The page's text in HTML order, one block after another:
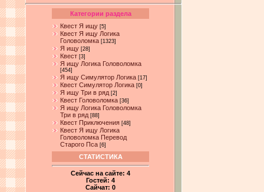
Категории раздела
Квест Я ищу [5]
Квест Я ищу Логика
Головоломка [1323]
Я ищу [28]
Квест [3]
Я ищу Логика Головоломка
[454]
Я ищу Симулятор Логика [17]
Квест Симулятор Логика [0]
Я ищу Три в ряд [2]
Квест Головоломка [36]
Я ищу Логика Головоломка
Три в ряд [88]
Квест Приключения [48]
Квест Я ищу Логика
Головоломка Перевод
Старого Пса [6]
СТАТИСТИКА
Сейчас на сайте: 4
Гостей: 4
Сайчат: 0